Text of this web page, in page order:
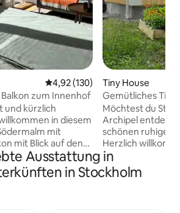
Durchschnittliche Bewertung:
4,92 (130)
zum Innenhof
und kürzlich
mit
mit Blick auf den
und einem schön
Blick nach Süden
Tiny House
Gemütliches Tiny
Stockholm
Möchtest du
Archipel
schönen ruhigen
Herzlich
großen Tiny
ausgestatteten
modernen
Ausstattung in
in Stockholm